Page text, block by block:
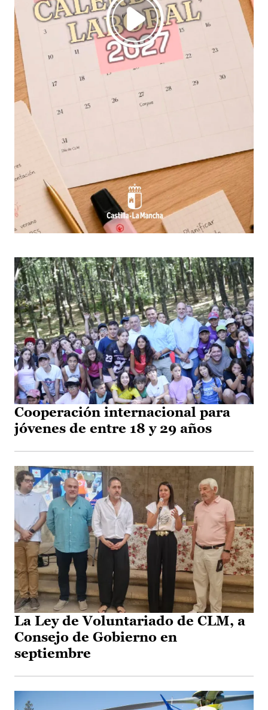
Cooperación internacional para
jóvenes de entre 18 y 29 años
La Ley de Voluntariado de CLM, a
Consejo de Gobierno en
septiembre